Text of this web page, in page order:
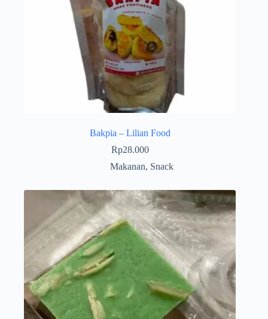
Bakpia – Lilian Food
Rp28.000
Makanan, Snack